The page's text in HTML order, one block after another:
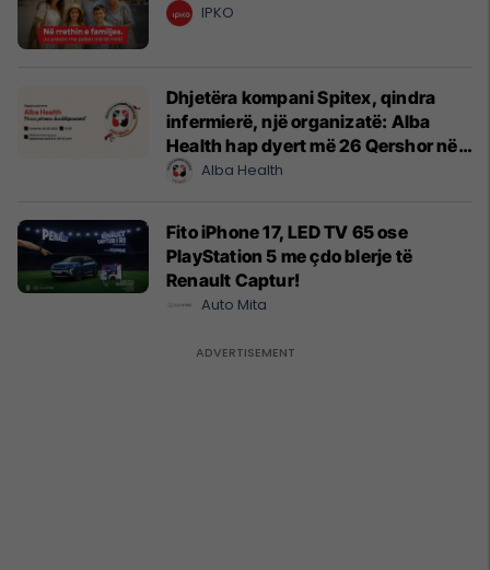
IPKO
Dhjetëra kompani Spitex, qindra
infermierë, një organizatë: Alba
Health hap dyert më 26 Qershor në
CyrihAlba Health
Fito iPhone 17, LED TV 65 ose
PlayStation 5 me çdo blerje të
Renault Captur!
Auto Mita